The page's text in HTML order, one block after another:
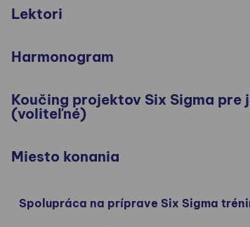
Lektori
Harmonogram
Koučing projektov Six Sigma
(voliteľné)
Miesto konania
Spolupráca na príprave Six Sigma